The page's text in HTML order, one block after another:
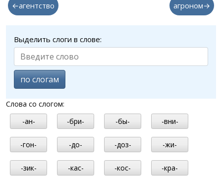
←агентство агроном→
Выделить слоги в слове:
по слогам
Слова со слогом:
-ан-
-бри- -бы- -вни-
-гон- -до- -доз- -жи-
-зик- -кас- -кос- -кра-